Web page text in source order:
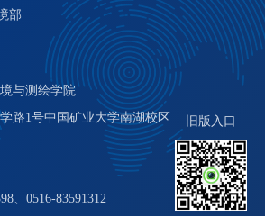
部
与测绘学院
路1号中国矿业大学南湖校区
、0516-83591312
旧版入口